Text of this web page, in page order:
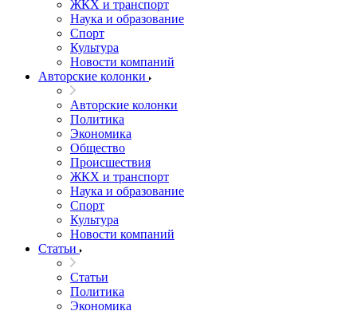
ЖКХ и транспорт
Наука и образование
Спорт
Культура
Новости компаний
Авторские колонки
Авторские колонки
Политика
Экономика
Общество
Происшествия
ЖКХ и транспорт
Наука и образование
Спорт
Культура
Новости компаний
Статьи
Статьи
Политика
Экономика